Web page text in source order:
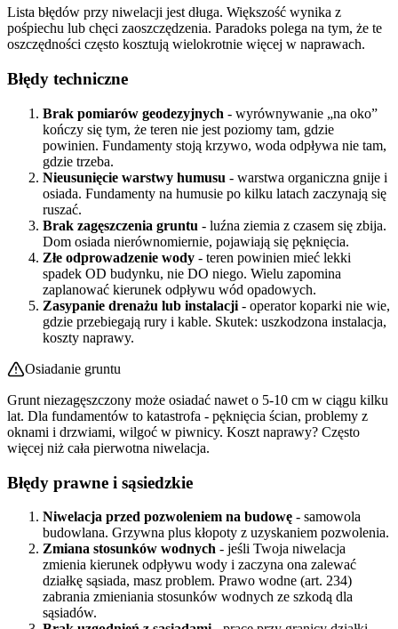
Lista błędów przy niwelacji jest długa. Większość wynika z
pośpiechu lub chęci zaoszczędzenia. Paradoks polega na tym, że te
oszczędności często kosztują wielokrotnie więcej w naprawach.
Błędy techniczne
Brak pomiarów geodezyjnych - wyrównywanie „na oko”
kończy się tym, że teren nie jest poziomy tam, gdzie
powinien. Fundamenty stoją krzywo, woda odpływa nie tam,
gdzie trzeba.
Nieusunięcie warstwy humusu - warstwa organiczna gnije i
osiada. Fundamenty na humusie po kilku latach zaczynają się
ruszać.
Brak zagęszczenia gruntu - luźna ziemia z czasem się zbija.
Dom osiada nierównomiernie, pojawiają się pęknięcia.
Złe odprowadzenie wody - teren powinien mieć lekki
spadek OD budynku, nie DO niego. Wielu zapomina
zaplanować kierunek odpływu wód opadowych.
Zasypanie drenażu lub instalacji - operator koparki nie wie,
gdzie przebiegają rury i kable. Skutek: uszkodzona instalacja,
koszty naprawy.
Osiadanie gruntu
Grunt niezagęszczony może osiadać nawet o 5-10 cm w ciągu kilku
lat. Dla fundamentów to katastrofa - pęknięcia ścian, problemy z
oknami i drzwiami, wilgoć w piwnicy. Koszt naprawy? Często
więcej niż cała pierwotna niwelacja.
Błędy prawne i sąsiedzkie
Niwelacja przed pozwoleniem na budowę - samowola
budowlana. Grzywna plus kłopoty z uzyskaniem pozwolenia.
Zmiana stosunków wodnych - jeśli Twoja niwelacja
zmienia kierunek odpływu wody i zaczyna ona zalewać
działkę sąsiada, masz problem. Prawo wodne (art. 234)
zabrania zmieniania stosunków wodnych ze szkodą dla
sąsiadów.